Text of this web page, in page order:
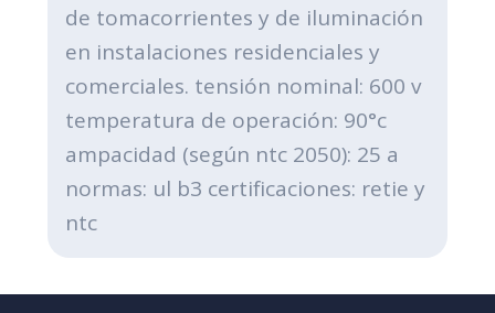
de tomacorrientes y de iluminación
en instalaciones residenciales y
comerciales. tensión nominal: 600 v
temperatura de operación: 90°c
ampacidad (según ntc 2050): 25 a
normas: ul b3 certificaciones: retie y
ntc